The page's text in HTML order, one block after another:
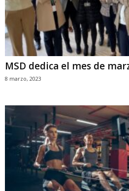
MSD dedica el mes de
8 marzo, 2023